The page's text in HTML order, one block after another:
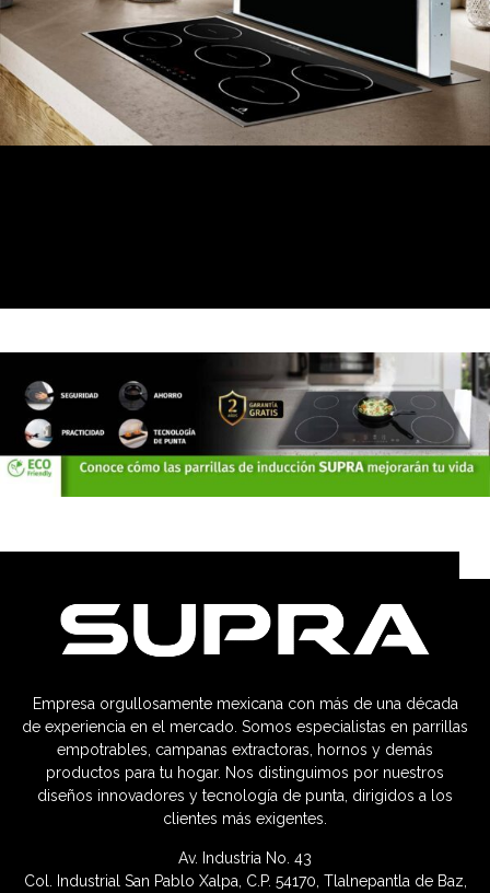
Empresa orgullosamente mexicana con más de una década
de experiencia en el mercado. Somos especialistas en parrillas
empotrables, campanas extractoras, hornos y demás
productos para tu hogar. Nos distinguimos por nuestros
diseños innovadores y tecnología de punta, dirigidos a los
clientes más exigentes.
Av. Industria No. 43
Col. Industrial San Pablo Xalpa, C.P. 54170, Tlalnepantla de Baz,